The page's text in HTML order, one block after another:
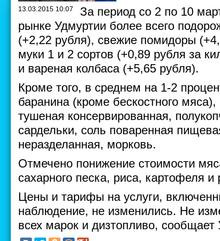
13.03.2015 10:07
За период со 2 по 10
рынке Удмуртии более всего
(+2,22 рубля), свежие помидоры
муки 1 и 2 сортов (+0,89 рубля за
и вареная колбаса (+5,65 рубля).
Кроме того, в среднем на 1-2
баранина (кроме бескостного
тушеная консервированная,
сардельки, соль поваренная
неразделанная, морковь.
Отмечено понижение стоимости
сахарного песка, риса, картофеля
Цены и тарифы на услуги,
наблюдение, не изменились. Не
всех марок и дизтопливо, сообщает